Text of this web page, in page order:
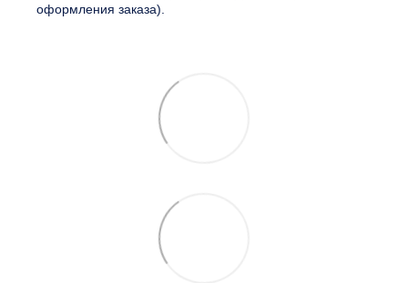
оформления заказа).